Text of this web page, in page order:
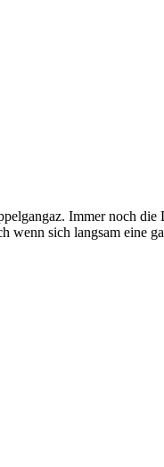
Immer noch
wenn sich langsam